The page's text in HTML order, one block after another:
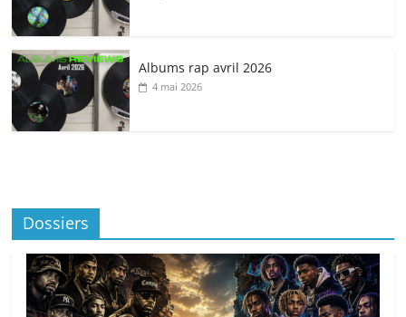
Albums rap avril 2026
4 mai 2026
Dossiers